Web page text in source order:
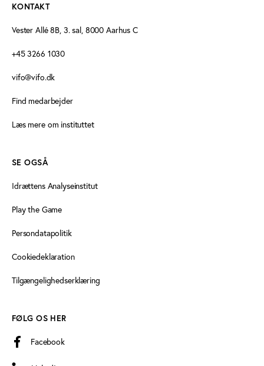
KONTAKT
Vester Allé 8B, 3. sal, 8000 Aarhus C
+45 3266 1030
vifo@vifo.dk
Find medarbejder
Læs mere om instituttet
SE OGSÅ
Idrættens Analyseinstitut
Play the Game
Persondatapolitik
Cookiedeklaration
Tilgængelighedserklæring
FØLG OS HER
Facebook